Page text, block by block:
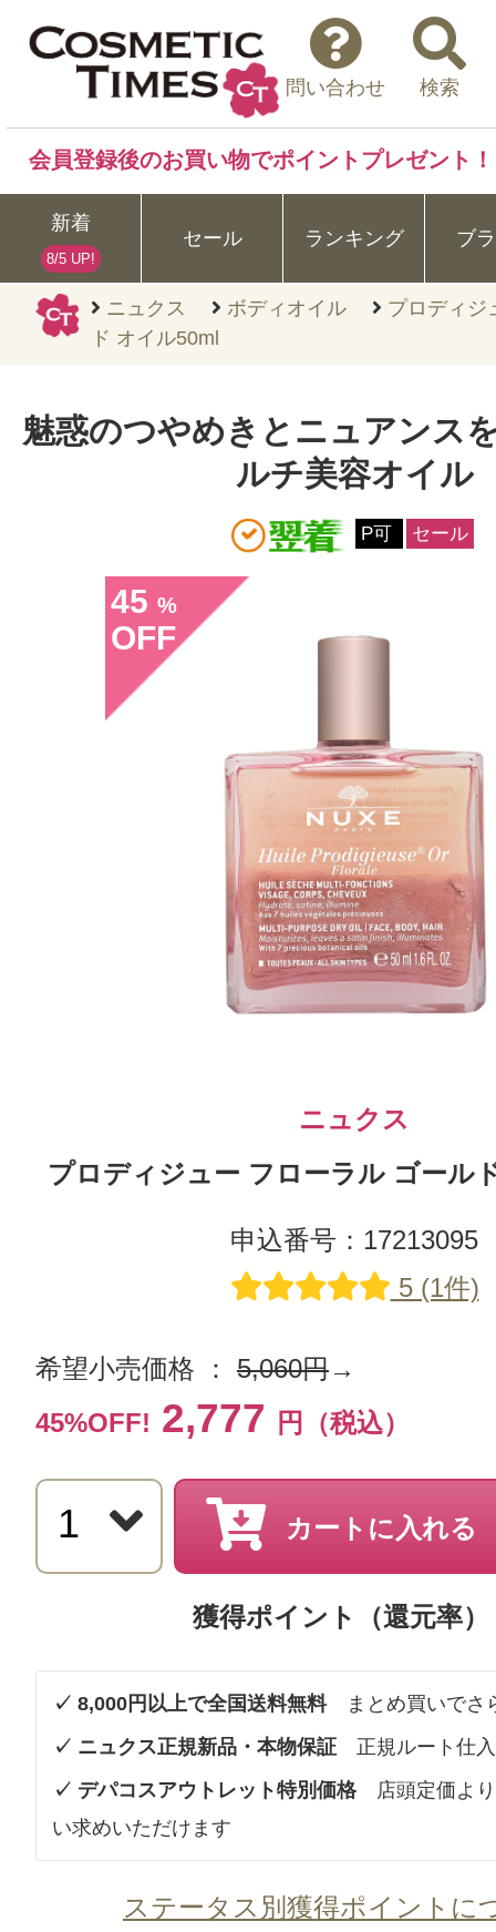
ニュクス ボディオイル
プロディジ
ド オイル50ml
問い合わせ 検索
会員登録後のお買い物でポイントプレゼント！
新着
8/5 UP!
セール ランキング ブ
魅惑のつやめきとニュアンス
ルチ美容オイル
P可 セール
45 %
OFF
ニュクス
プロディジュー フローラル ゴール
申込番号：17213095
5 (1件)
希望小売価格 ： 5,060円→
45%OFF! 2,777 円（税込）
カートに入れる
獲得ポイント（還元率）
✓ 8,000円以上で全国送料無料まとめ買いでさ
✓ ニュクス正規新品・本物保証 正規ルート仕
✓ デパコスアウトレット特別価格店頭定価より
い求めいただけます
ステータス別獲得ポイントに